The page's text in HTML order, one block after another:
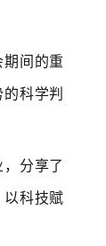
间的重
科学判
分享了
科技赋